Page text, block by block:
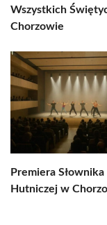
Wszystkich
Chorzowie
Premiera
Hutniczej w